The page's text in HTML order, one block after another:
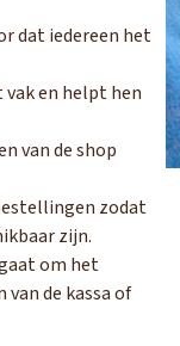
dat iedereen het
vak en helpt hen
van de shop
zodat
zijn.
om het
de kassa of